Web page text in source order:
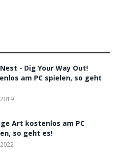
- Dig Your Way Out!
am PC spielen, so geht
Art kostenlos am PC
so geht es!